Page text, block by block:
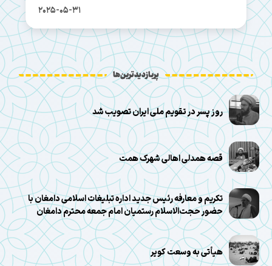
2025-05-31
پربازدیدترین‌ها
روز پسر در تقویم ملی ایران تصویب شد
قصه همدلی اهالی شهرک همت
تکریم و معارفه رئیس جدید اداره تبلیغات اسلامی دامغان با
حضور حجت‌الاسلام رستمیان امام جمعه محترم دامغان
هیأتی به وسعت کویر